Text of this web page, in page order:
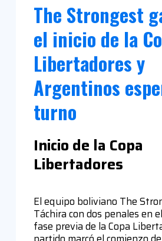
The Strongest
el inicio de la
Libertadores y
Argentinos
turno
Inicio de la Copa
Libertadores
El equipo boliviano The
Táchira con dos penales en
fase previa de la Copa